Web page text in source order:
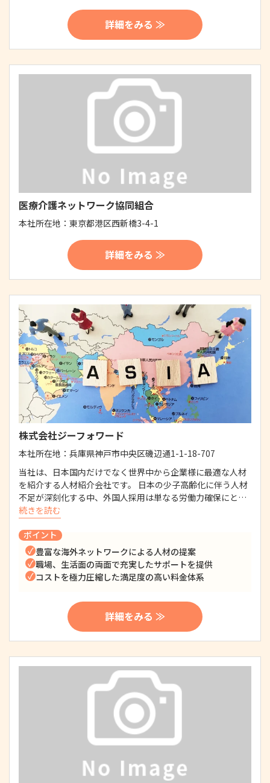
詳細をみる ≫
医療介護ネットワーク協同組合
本社所在地： 東京都港区西新橋3-4-1
詳細をみる ≫
株式会社ジーフォワード
本社所在地： 兵庫県神戸市中央区磯辺通1-1-18-707
当社は、日本国内だけでなく世界中から企業様に最適な人材
を紹介する人材紹介会社です。 日本の少子高齢化に伴う人材
不足が深刻化する中、外国人採用は単なる労働力確保にと…
続きを読む
ポイント
豊富な海外ネットワークによる人材の提案
職場、生活面の両面で充実したサポートを提供
コストを極力圧縮した満足度の高い料金体系
詳細をみる ≫